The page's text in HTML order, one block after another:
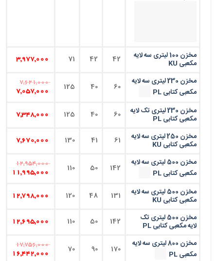
مخزن 100 لیتری سه لایه
مکعبی KU 42
42
71
3,977,000
مخزن 230 لیتری سه لایه
مکعبی کتابی PL
60
40
125
7,621,000
7,057,000
مخزن 230 لیتری تک لایه
مکعبی کتابی PL 60
40
125
7,348,000
مخزن 250 لیتری سه لایه
مکعبی کتابی KU 61
41
130
7,670,000
مخزن 500 لیتری سه لایه
مکعبی کتابی PL
142
50
110
12,954,000
11,995,000
مخزن 500 لیتری سه لایه
مکعبی کتابی KU 131
48
120
12,798,000
مخزن 500 لیتری تک
لایه مکعبی کتابی PL 142
50
110
12,695,000
مخزن 800 لیتری سه لایه
مکعبی PL
170
90
70
17,756,000
16,442,000